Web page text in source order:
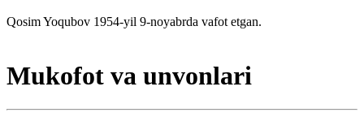
Qosim Yoqubov 1954-yil 9-noyabrda vafot etgan.
Mukofot va unvonlari